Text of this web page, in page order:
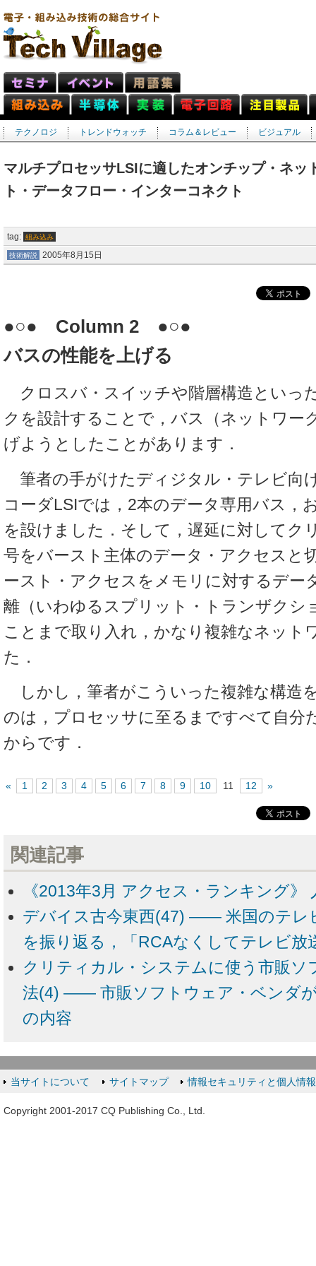
テクノロジ トレンドウォッチ コラム＆レビュー ビジュアル
マルチプロセッサLSIに適したオンチップ・ネ
ト・データフロー・インターコネクト
tag: 組み込み
技術解説 2005年8月15日
●○● Column 2 ●○●
バスの性能を上げる
クロスバ・スイッチや階層構造といっ
クを設計することで，バス（ネットワー
げようとしたことがあります．
筆者の手がけたディジタル・テレビ向
コーダLSIでは，2本のデータ専用バス，
を設けました．そして，遅延に対してク
号をバースト主体のデータ・アクセスと
ースト・アクセスをメモリに対するデー
離（いわゆるスプリット・トランザクシ
ことまで取り入れ，かなり複雑なネット
た．
しかし，筆者がこういった複雑な構造
のは，プロセッサに至るまですべて自分
からです．
« 1 2 3 4 5 6 7 8 9 10 11 12 »
関連記事
《2013年3月 アクセス・ランキング》
デバイス古今東西(47) ―― 米国のテレ
を振り返る，「RCAなくしてテレビ放
クリティカル・システムに使う市販ソ
法(4) ―― 市販ソフトウェア・ベンダ
の内容
当サイトについて サイトマップ 情報セキュリティと個人情
Copyright 2001-2017 CQ Publishing Co., Ltd.